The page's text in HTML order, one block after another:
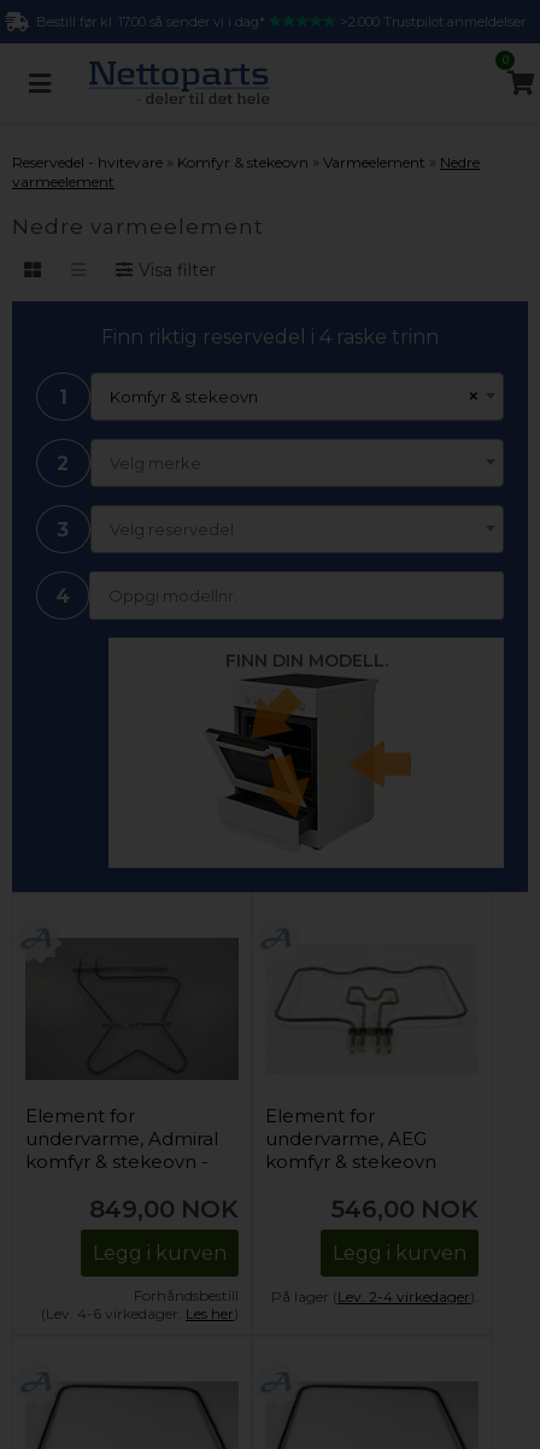
Bestill før kl. 17.00 så sender vi i dag* >2.000 Trustpilot anmeldelser
0
Reservedel - hvitevare » Komfyr & stekeovn » Varmeelement » Nedre
varmeelement
Nedre varmeelement
Visa filter
Finn riktig reservedel i 4 raske trinn
1 ×
Komfyr & stekeovn
2 Velg merke
3 Velg reservedel
4
FINN DIN MODELL.
Element for
undervarme, Admiral
komfyr & stekeovn -
849,00 NOK
Legg i kurven
Forhåndsbestill
(Lev. 4-6 virkedager. Les her)
Element for
undervarme, AEG
komfyr & stekeovn
546,00 NOK
Legg i kurven
På lager (Lev. 2-4 virkedager).